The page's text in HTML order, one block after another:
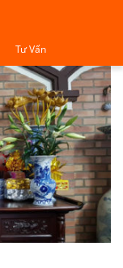
Tư Vấn